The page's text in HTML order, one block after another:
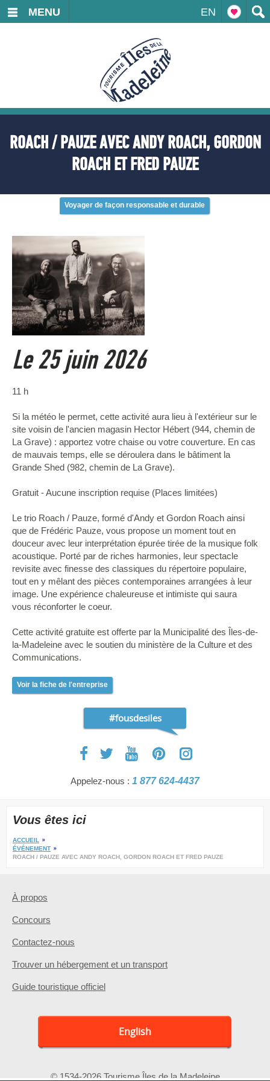
EN
MENU
ROACH / PAUZE AVEC ANDY ROACH, GORDON
ROACH ET FRED PAUZE
Voyager de façon responsable et durable
Le 25 juin 2026
11 h
Si la météo le permet, cette activité aura lieu à l'extérieur sur le
site voisin de l'ancien magasin Hector Hébert (944, chemin de
La Grave) : apportez votre chaise ou votre couverture. En cas
de mauvais temps, elle se déroulera dans le bâtiment la
Grande Shed (982, chemin de La Grave).
Gratuit - Aucune inscription requise (Places limitées)
Le trio Roach / Pauze, formé d'Andy et Gordon Roach ainsi
que de Frédéric Pauze, vous propose un moment tout en
douceur avec leur interprétation épurée tirée de la musique folk
acoustique. Porté par de riches harmonies, leur spectacle
revisite avec finesse des classiques du répertoire populaire,
tout en y mêlant des pièces contemporaines arrangées à leur
image. Une expérience chaleureuse et intimiste qui saura
vous réconforter le coeur.
Cette activité gratuite est offerte par la Municipalité des Îles-de-
la-Madeleine avec le soutien du ministère de la Culture et des
Communications.
Voir la fiche de l'entreprise
#fousdesiles
Appelez-nous : 1 877 624-4437
Vous êtes ici
ACCUEIL
ÉVÉNEMENT
ROACH / PAUZE AVEC ANDY ROACH, GORDON ROACH ET FRED PAUZE
À propos
Concours
Contactez-nous
Trouver un hébergement et un transport
Guide touristique officiel
English
© 1534-2026 Tourisme Îles de la Madeleine